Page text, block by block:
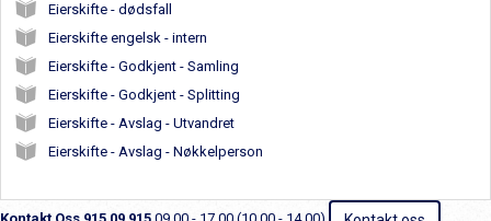
Eierskifte - dødsfall
Eierskifte engelsk - intern
Eierskifte - Godkjent - Samling
Eierskifte - Godkjent - Splitting
Eierskifte - Avslag - Utvandret
Eierskifte - Avslag - Nøkkelperson